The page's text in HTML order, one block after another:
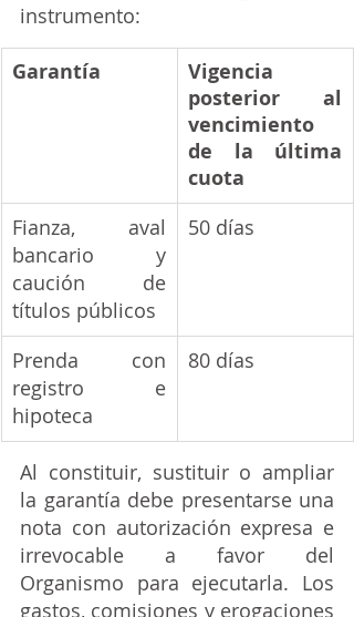
instrumento:
Garantía
Vigencia
posterior al
vencimiento
de la última
cuota
Fianza, aval
bancario y
caución de
títulos públicos
50 días
Prenda con
registro e
hipoteca
80 días
Al constituir, sustituir o ampliar
la garantía debe presentarse una
nota con autorización expresa e
irrevocable a favor del
Organismo para ejecutarla. Los
gastos, comisiones y erogaciones